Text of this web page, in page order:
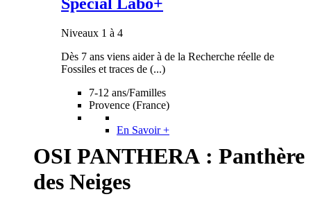
Spécial Labo+
Niveaux 1 à 4
Dès 7 ans viens aider à de la Recherche réelle de
Fossiles et traces de (...)
7-12 ans/Familles
Provence (France)
En Savoir +
OSI PANTHERA : Panthère
des Neiges